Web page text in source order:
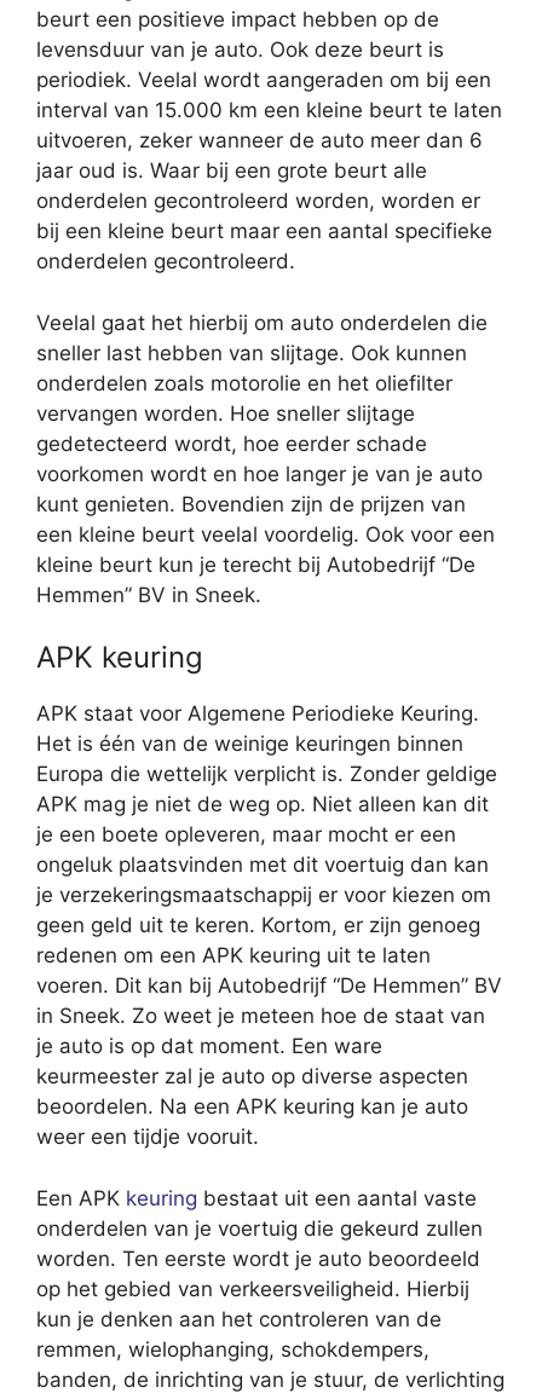
beurt een positieve impact hebben op de
levensduur van je auto. Ook deze beurt is
periodiek. Veelal wordt aangeraden om bij een
interval van 15.000 km een kleine beurt te laten
uitvoeren, zeker wanneer de auto meer dan 6
jaar oud is. Waar bij een grote beurt alle
onderdelen gecontroleerd worden, worden er
bij een kleine beurt maar een aantal specifieke
onderdelen gecontroleerd.
Veelal gaat het hierbij om auto onderdelen die
sneller last hebben van slijtage. Ook kunnen
onderdelen zoals motorolie en het oliefilter
vervangen worden. Hoe sneller slijtage
gedetecteerd wordt, hoe eerder schade
voorkomen wordt en hoe langer je van je auto
kunt genieten. Bovendien zijn de prijzen van
een kleine beurt veelal voordelig. Ook voor een
kleine beurt kun je terecht bij Autobedrijf “De
Hemmen” BV in Sneek.
APK keuring
APK staat voor Algemene Periodieke Keuring.
Het is één van de weinige keuringen binnen
Europa die wettelijk verplicht is. Zonder geldige
APK mag je niet de weg op. Niet alleen kan dit
je een boete opleveren, maar mocht er een
ongeluk plaatsvinden met dit voertuig dan kan
je verzekeringsmaatschappij er voor kiezen om
geen geld uit te keren. Kortom, er zijn genoeg
redenen om een APK keuring uit te laten
voeren. Dit kan bij Autobedrijf “De Hemmen” BV
in Sneek. Zo weet je meteen hoe de staat van
je auto is op dat moment. Een ware
keurmeester zal je auto op diverse aspecten
beoordelen. Na een APK keuring kan je auto
weer een tijdje vooruit.
Een APK keuring bestaat uit een aantal vaste
onderdelen van je voertuig die gekeurd zullen
worden. Ten eerste wordt je auto beoordeeld
op het gebied van verkeersveiligheid. Hierbij
kun je denken aan het controleren van de
remmen, wielophanging, schokdempers,
banden, de inrichting van je stuur, de verlichting